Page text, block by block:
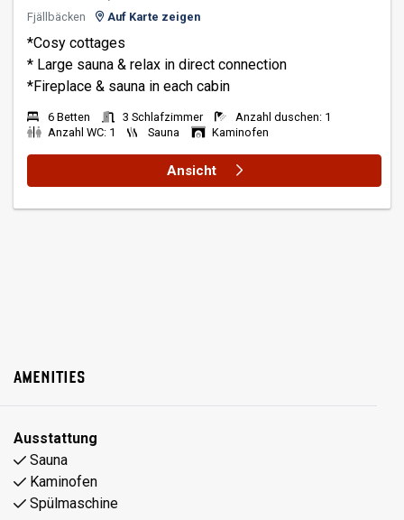
Fjällbäcken
Auf Karte zeigen
*Cosy cottages
* Large sauna & relax in direct connection
6 Betten 3 Schlafzimmer
Anzahl duschen: 1
Anzahl WC: 1
Sauna Kaminofen
Ansicht
AMENITIES
Ausstattung
Sauna
Kaminofen
Spülmaschine